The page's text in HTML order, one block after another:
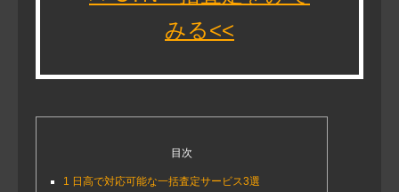
みる<<
目次
1 日高で対応可能な一括査定サービス3選